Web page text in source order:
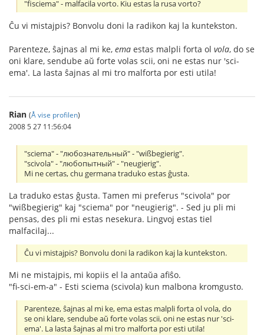
"fisciema" - malfacila vorto. Kiu estas la rusa vorto?
Ĉu vi mistajpis? Bonvolu doni la radikon kaj la kuntekston.
Parenteze, ŝajnas al mi ke, ema estas malpli forta ol vola, do se
oni klare, sendube aŭ forte volas scii, oni ne estas nur 'sci-
ema'. La lasta ŝajnas al mi tro malforta por esti utila!
Rian (Å vise profilen)
2008 5 27 11:56:04
"sciema" - "любознательный" - "wißbegierig".
"scivola" - "любопытный" - "neugierig".
Mi ne certas, chu germana traduko estas ĝusta.
La traduko estas ĝusta. Tamen mi preferus "scivola" por
"wißbegierig" kaj "sciema" por "neugierig". - Sed ju pli mi
pensas, des pli mi estas nesekura. Lingvoj estas tiel
malfacilaj...
Ĉu vi mistajpis? Bonvolu doni la radikon kaj la kuntekston.
Mi ne mistajpis, mi kopiis el la antaŭa afiŝo.
"fi-sci-em-a" - Esti sciema (scivola) kun malbona kromgusto.
Parenteze, ŝajnas al mi ke, ema estas malpli forta ol vola, do
se oni klare, sendube aŭ forte volas scii, oni ne estas nur 'sci-
ema'. La lasta ŝajnas al mi tro malforta por esti utila!